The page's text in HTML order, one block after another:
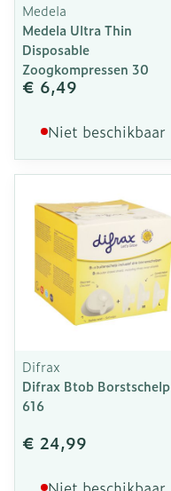
Medela
Medela Ultra Thin
Disposable
Zoogkompressen 30
€ 6,49
Niet beschikbaar
Difrax
Difrax Btob Borstschelp
616
€ 24,99